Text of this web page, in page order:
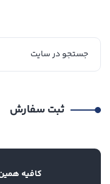
ثبت سفارش
کافیه